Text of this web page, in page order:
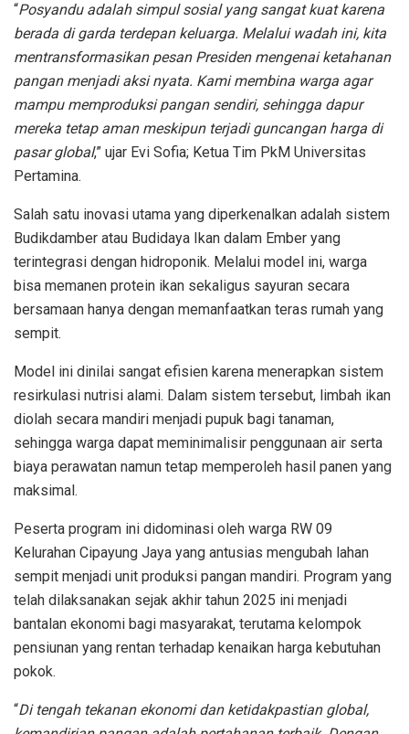
“Posyandu adalah simpul sosial yang sangat kuat karena
berada di garda terdepan keluarga. Melalui wadah ini, kita
mentransformasikan pesan Presiden mengenai ketahanan
pangan menjadi aksi nyata. Kami membina warga agar
mampu memproduksi pangan sendiri, sehingga dapur
mereka tetap aman meskipun terjadi guncangan harga di
pasar global,” ujar Evi Sofia; Ketua Tim PkM Universitas
Pertamina.
Salah satu inovasi utama yang diperkenalkan adalah sistem
Budikdamber atau Budidaya Ikan dalam Ember yang
terintegrasi dengan hidroponik. Melalui model ini, warga
bisa memanen protein ikan sekaligus sayuran secara
bersamaan hanya dengan memanfaatkan teras rumah yang
sempit.
Model ini dinilai sangat efisien karena menerapkan sistem
resirkulasi nutrisi alami. Dalam sistem tersebut, limbah ikan
diolah secara mandiri menjadi pupuk bagi tanaman,
sehingga warga dapat meminimalisir penggunaan air serta
biaya perawatan namun tetap memperoleh hasil panen yang
maksimal.
Peserta program ini didominasi oleh warga RW 09
Kelurahan Cipayung Jaya yang antusias mengubah lahan
sempit menjadi unit produksi pangan mandiri. Program yang
telah dilaksanakan sejak akhir tahun 2025 ini menjadi
bantalan ekonomi bagi masyarakat, terutama kelompok
pensiunan yang rentan terhadap kenaikan harga kebutuhan
pokok.
“Di tengah tekanan ekonomi dan ketidakpastian global,